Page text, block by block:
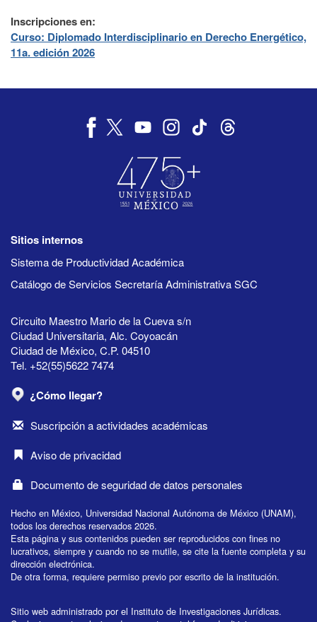
Inscripciones en:
Curso: Diplomado Interdisciplinario en Derecho Energético,
11a. edición 2026
Sitios internos
Sistema de Productividad Académica
Catálogo de Servicios Secretaría Administrativa SGC
Circuito Maestro Mario de la Cueva s/n
Ciudad Universitaria, Alc. Coyoacán
Ciudad de México, C.P. 04510
Tel. +52(55)5622 7474
¿Cómo llegar?
Suscripción a actividades académicas
Aviso de privacidad
Documento de seguridad de datos personales
Hecho en México, Universidad Nacional Autónoma de México (UNAM),
todos los derechos reservados 2026.
Esta página y sus contenidos pueden ser reproducidos con fines no
lucrativos, siempre y cuando no se mutile, se cite la fuente completa y su
dirección electrónica.
De otra forma, requiere permiso previo por escrito de la institución.
Sitio web administrado por el Instituto de Investigaciones Jurídicas.